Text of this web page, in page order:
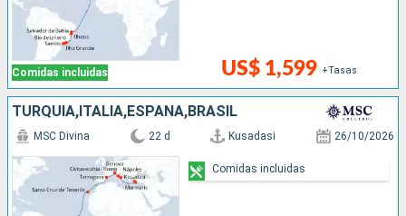
Comidas incluidas US$ 1,599 +Tasas
TURQUÍA,ITALIA,ESPAÑA,BRASIL
MSC Divina 22 d Kusadasi 26/10/2026
Comidas incluidas